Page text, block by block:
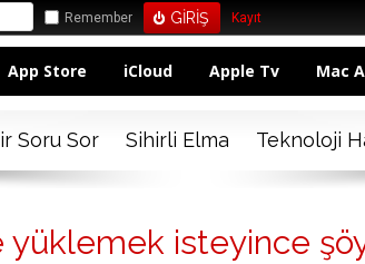
Remember Kayıt
App Store iCloud Apple Tv Mac
Soru Sor Sihirli Elma Teknoloji
isteyince